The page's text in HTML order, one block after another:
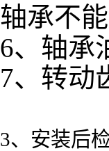
轴承不
6、轴承
7、转动
3、安装后